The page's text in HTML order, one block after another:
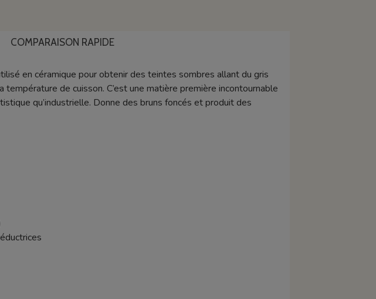
COMPARAISON RAPIDE
en céramique pour obtenir des teintes sombres allant du gris
de cuisson. C’est une matière première incontournable
qu’industrielle. Donne des bruns foncés et produit des